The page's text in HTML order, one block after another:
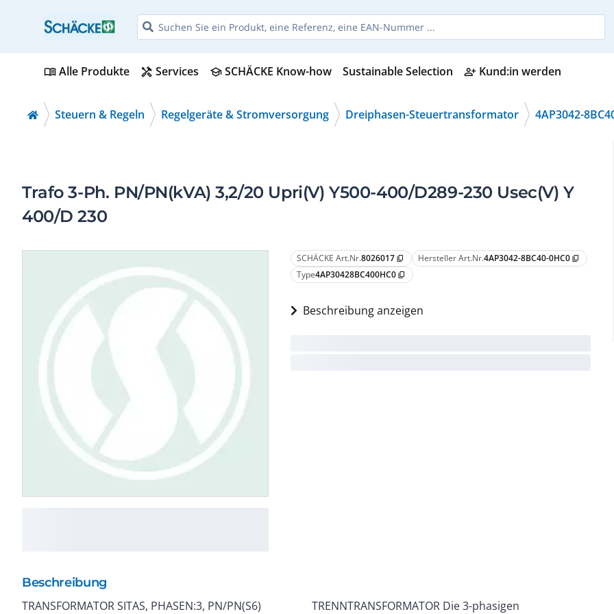
menu_bookAlle Produkte handyman Services schoolSCHÄCKE Know-how Sustainable Selection person_add_alt Kund:in werden
Steuern & Regeln Regelgeräte & Stromversorgung Dreiphasen-Steuertransformator 4AP3042-
Trafo 3-Ph. PN/PN(kVA) 3,2/20 Upri(V) Y500-400/D289-230 Usec(V) Y
400/D 230
SCHÄCKE Art.Nr.8026017 content_copy Hersteller Art.Nr.4AP3042-8BC40-0HC0 content_copy
Type4AP30428BC400HC0 content_copy
Beschreibung anzeigen
Beschreibung
TRANSFORMATOR SITAS, PHASEN:3, PN/PN(S6)
TRENNTRANSFORMATOR Die 3-phasigen